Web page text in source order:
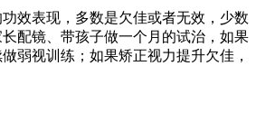
功效表现，多数是欠佳或者无效，少数
配镜、带孩子做一个月的试治，如果
弱视训练；如果矫正视力提升欠佳，